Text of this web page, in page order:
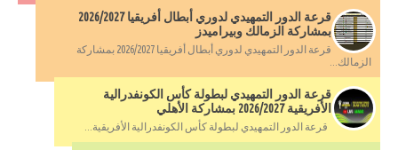
قرعة الدور التمهيدي لدوري أبطال أفريقيا 2026/2027
بمشاركة الزمالك وبيراميدز
قرعة الدور التمهيدي لدوري أبطال أفريقيا 2026/2027 بمشاركة
الزمالك...
قرعة الدور التمهيدي لبطولة كأس الكونفدرالية
الأفريقية 2026/2027 بمشاركة الأهلي
قرعة الدور التمهيدي لبطولة كأس الكونفدرالية الأفريقية...